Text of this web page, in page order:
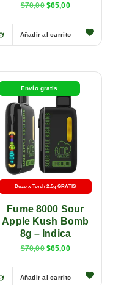
$70,00 $65,00
Añadir al carrito
Envío gratis
Dozo x Torch 2.5g GRATIS
Fume 8000 Sour
Apple Kush Bomb
8g – Indica
$70,00 $65,00
Añadir al carrito